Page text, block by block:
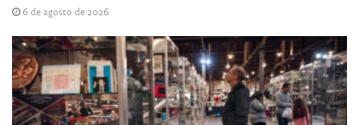
6 de agosto de 2026